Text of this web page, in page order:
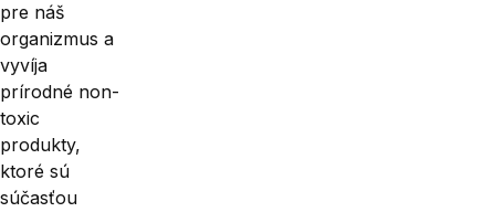
pre náš
organizmus a
vyvíja
prírodné non-
toxic
produkty,
ktoré sú
súčasťou